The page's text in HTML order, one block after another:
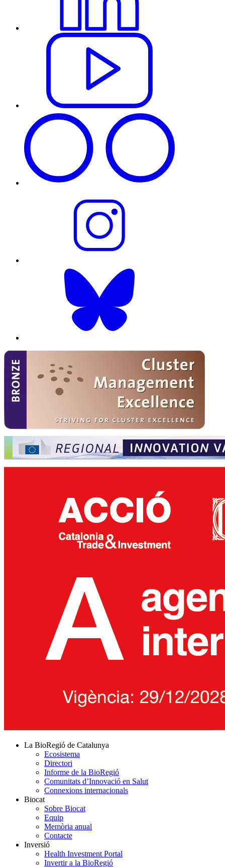
La BioRegió de Catalunya
Ecosistema
Directori
Informe de la BioRegió
Comunitats d’Innovació en Salut
Connexions internacionals
Biocat
Sobre Biocat
Equip
Memòria anual
Contacte
Inversió
Health Investment Portal
Invertir a la BioRegió